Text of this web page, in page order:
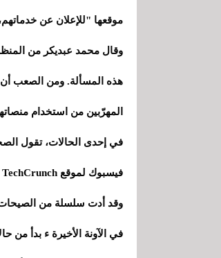
موقعها "للإعلان عن
وقال محمد عبديكر من
هذه المسألة. ومن الصعب أن
المهرّبين من استخدام
فيسبوك لموقع TechCrunch أنه أزال بعض المحتوى بعد أن ذكرت The Times ذلك.
وقد أدت سلسلة من
في الآونة الأخيرة ء بدأ من